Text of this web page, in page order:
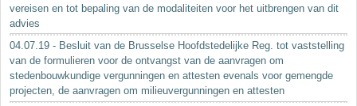
vereisen en tot bepaling van de modaliteiten voor het uitbrengen van dit
advies
04.07.19 - Besluit van de Brusselse Hoofdstedelijke Reg. tot vaststelling
van de formulieren voor de ontvangst van de aanvragen om
stedenbouwkundige vergunningen en attesten evenals voor gemengde
projecten, de aanvragen om milieuvergunningen en attesten